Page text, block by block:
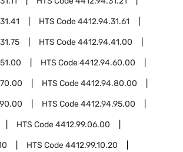
HTS Code4412.94.31.61
HTS Code4412.94.41.00
HTS Code4412.94.60.00
HTS Code4412.94.80.00
HTS Code4412.94.95.00
HTS Code4412.99.06.00
HTS Code4412.99.10.20